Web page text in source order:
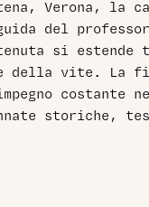
Verona, la
del
si
della vite. La
costante
storiche,